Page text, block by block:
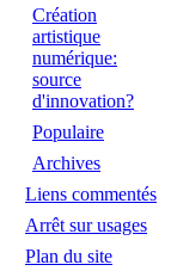
Création
artistique
numérique:
source
d'innovation?
Populaire
Archives
Liens commentés
Arrêt sur usages
Plan du site